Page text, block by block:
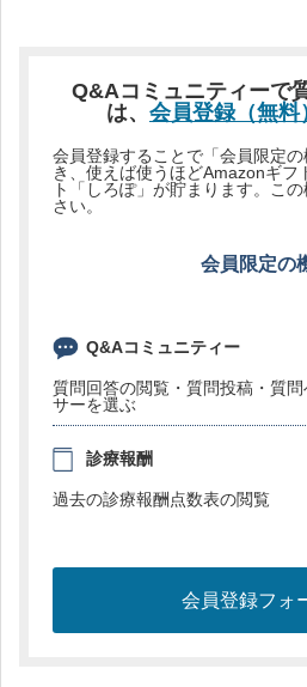
Q&Aコミュニティーで
は、 会員登録（無料
会員登録することで「会員限定
き、使えば使うほどAmazonギフ
ト「しろぽ」が貯まります。こ
さい。
会員限定の
Q&Aコミュニティー
質問回答の閲覧・質問投稿・質
サーを選ぶ
診療報酬
過去の診療報酬点数表の閲覧
会員登録フォ